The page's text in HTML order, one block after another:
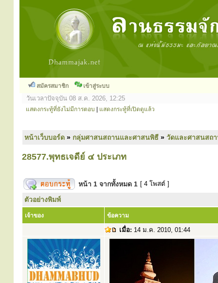
สมัครสมาชิก เข้าสู่ระบบ
วันเวลาปัจจุบัน 08 ส.ค. 2026, 12:25
แสดงกระทู้ที่ยังไม่มีการตอบ แสดงกระทู้ที่เปิดดูแล้ว
หน้าเว็บบอร์ด » กลุ่มศาสนสถานและศาสนพิธี » วัดและศาสนสถ
28577.พุทธเจดีย์ ๔ ประเภท
หน้า 1 จากทั้งหมด 1 [ 4 โพสต์ ]
ตัวอย่างพิมพ์
เจ้าของ ข้อความ
เมื่อ: 14 ม.ค. 2010, 01:44